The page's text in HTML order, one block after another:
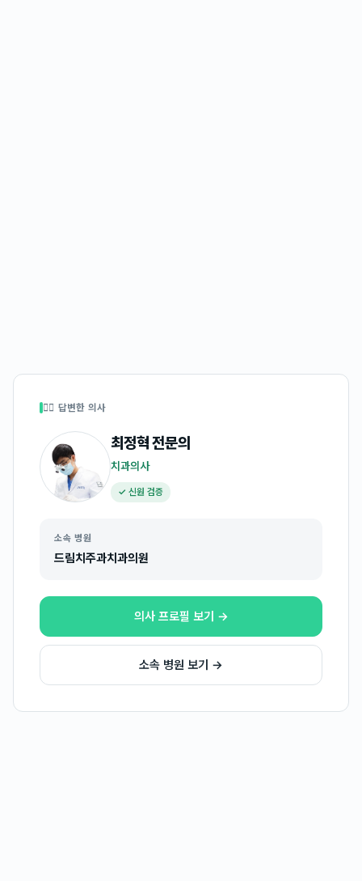
👩‍⚕️ 답변한 의사
최정혁전문의
치과의사
✓ 신원 검증
소속 병원
드림치주과치과의원
의사 프로필 보기 →
소속 병원 보기 →